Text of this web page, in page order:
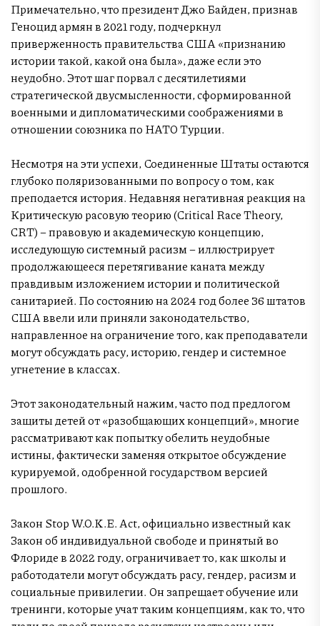
Примечательно, что президент Джо Байден, признав
Геноцид армян в 2021 году, подчеркнул
приверженность правительства США «признанию
истории такой, какой она была», даже если это
неудобно. Этот шаг порвал с десятилетиями
стратегической двусмысленности, сформированной
военными и дипломатическими соображениями в
отношении союзника по НАТО Турции.
Несмотря на эти успехи, Соединенные Штаты остаются
глубоко поляризованными по вопросу о том, как
преподается история. Недавняя негативная реакция на
Критическую расовую теорию (Critical Race Theory,
CRT) – правовую и академическую концепцию,
исследующую системный расизм – иллюстрирует
продолжающееся перетягивание каната между
правдивым изложением истории и политической
санитарией. По состоянию на 2024 год более 36 штатов
США ввели или приняли законодательство,
направленное на ограничение того, как преподаватели
могут обсуждать расу, историю, гендер и системное
угнетение в классах.
Этот законодательный нажим, часто под предлогом
защиты детей от «разобщающих концепций», многие
рассматривают как попытку обелить неудобные
истины, фактически заменяя открытое обсуждение
курируемой, одобренной государством версией
прошлого.
Закон Stop W.O.K.E. Act, официально известный как
Закон об индивидуальной свободе и принятый во
Флориде в 2022 году, ограничивает то, как школы и
работодатели могут обсуждать расу, гендер, расизм и
социальные привилегии. Он запрещает обучение или
тренинги, которые учат таким концепциям, как то, что